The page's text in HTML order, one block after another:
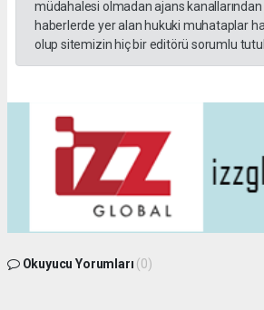
müdahalesi olmadan ajans
haberlerde yer alan hukuki muhataplar
olup sitemizin hiç bir editörü sorumlu
Okuyucu Yorumları (0)